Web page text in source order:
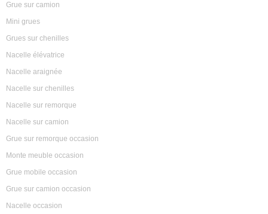
Grue sur camion
Mini grues
Grues sur chenilles
Nacelle élévatrice
Nacelle araignée
Nacelle sur chenilles
Nacelle sur remorque
Nacelle sur camion
Grue sur remorque occasion
Monte meuble occasion
Grue mobile occasion
Grue sur camion occasion
Nacelle occasion